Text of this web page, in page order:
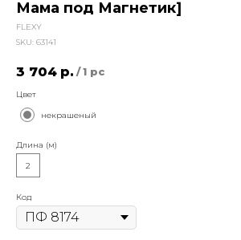
Мама под Магнетик]
FLEXY
SKU: 63141
3 704 р. / 1 pc
Цвет
некрашеный
Длина (м)
2
Код